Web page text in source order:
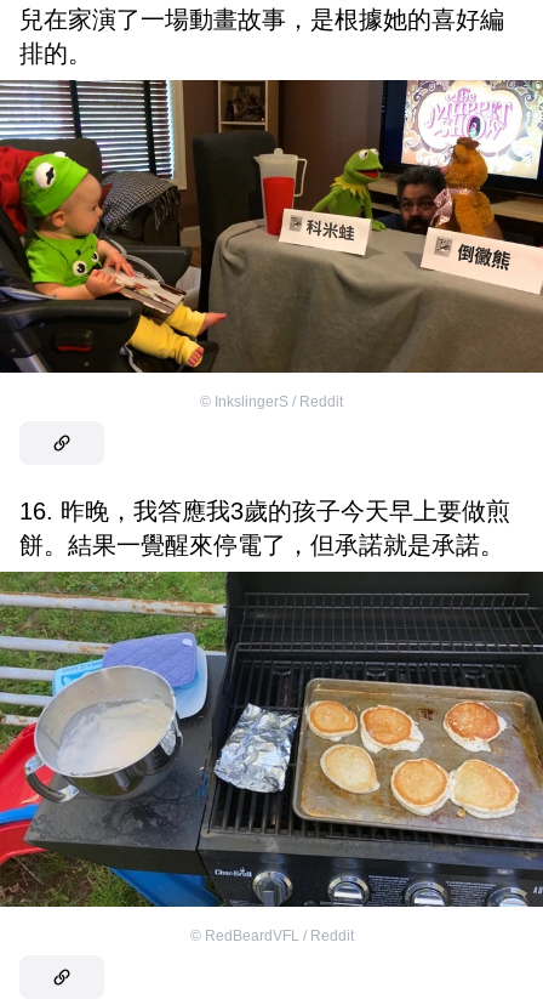
兒在家演了一場動畫故事，是根據她的喜好編
排的。
© InkslingerS / Reddit
16. 昨晚，我答應我3歲的孩子今天早上要做煎
餅。結果一覺醒來停電了，但承諾就是承諾。
© RedBeardVFL / Reddit